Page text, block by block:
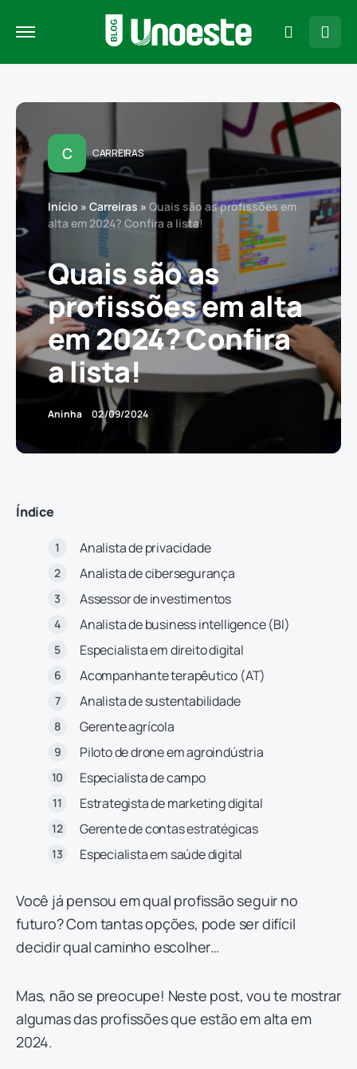
C CARREIRAS
Início » Carreiras » Quais são as profissões em
alta em 2024? Confira a lista!
Quais são as
profissões em alta
em 2024? Confira
a lista!
Aninha 02/09/2024
Índice
Analista de privacidade
Analista de cibersegurança
Assessor de investimentos
Analista de business intelligence (BI)
Especialista em direito digital
Acompanhante terapêutico (AT)
Analista de sustentabilidade
Gerente agrícola
Piloto de drone em agroindústria
Especialista de campo
Estrategista de marketing digital
Gerente de contas estratégicas
Especialista em saúde digital
Você já pensou em qual profissão seguir no
futuro? Com tantas opções, pode ser difícil
decidir qual caminho escolher…
Mas, não se preocupe! Neste post, vou te mostrar
algumas das profissões que estão em alta em
2024.